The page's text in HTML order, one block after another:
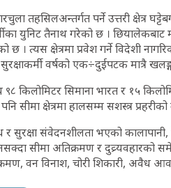
तहसिलअन्तर्गत पर्ने उत्तरी क्षेत्र
युनिट तैनाथ गरेको छ । छियालेकबाट
छ । त्यस क्षेत्रमा प्रवेश गर्ने विदेशी
सुरक्षाकर्मी वर्षको एक÷दुईपटक मात्रै
किलोमिटर सिमाना भारत र १५
सीमा क्षेत्रमा हालसम्म सशस्त्र
र सुरक्षा संवेदनशीलता भएको
सीमा अतिक्रमण र दुव्र्यवहारको
वन विनाश, चोरी शिकारी,